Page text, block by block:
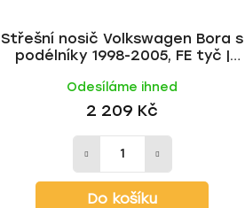
Střešní nosič Volkswagen Bora s
podélníky 1998-2005, FE tyč |
Odesíláme ihned
2 209 Kč
Do košíku